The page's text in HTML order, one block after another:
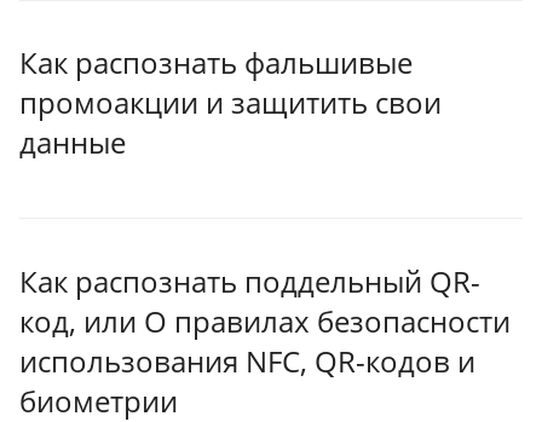
Как распознать фальшивые
промоакции и защитить свои
данные
Как распознать поддельный QR-
код, или О правилах безопасности
использования NFC, QR-кодов и
биометрии